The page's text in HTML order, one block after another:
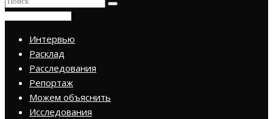
Интервью
Расклад
Расследования
Репортаж
Можем объяснить
Исследования